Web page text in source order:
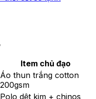
Item chủ đạo
Áo thun trắng cotton
200gsm
Polo dệt kim + chinos